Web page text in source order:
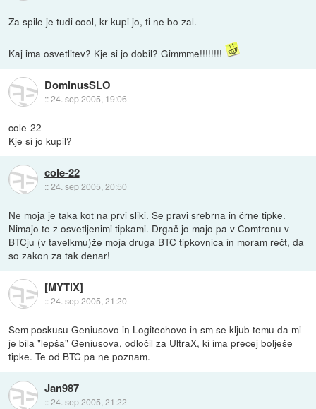
Za spile je tudi cool, kr kupi jo, ti ne bo zal.
Kaj ima osvetlitev? Kje si jo dobil? Gimmme!!!!!!!!
DominusSLO
::24. sep 2005, 19:06
cole-22
Kje si jo kupil?
cole-22
::24. sep 2005, 20:50
Ne moja je taka kot na prvi sliki. Se pravi srebrna in črne tipke.
Nimajo te z osvetljenimi tipkami. Drgač jo majo pa v Comtronu v
BTCju (v tavelkmu)že moja druga BTC tipkovnica in moram rečt, da
so zakon za tak denar!
[MYTiX]
::24. sep 2005, 21:20
Sem poskusu Geniusovo in Logitechovo in sm se kljub temu da mi
je bila "lepša" Geniusova, odločil za UltraX, ki ima precej bolješe
tipke. Te od BTC pa ne poznam.
Jan987
::24. sep 2005, 21:22